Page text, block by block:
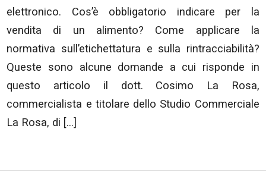
elettronico. Cos’è obbligatorio indicare per la
vendita di un alimento? Come applicare la
normativa sull’etichettatura e sulla rintracciabilità?
Queste sono alcune domande a cui risponde in
questo articolo il dott. Cosimo La Rosa,
commercialista e titolare dello Studio Commerciale
La Rosa, di […]